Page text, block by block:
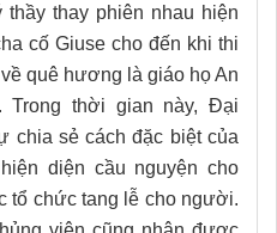
thay phiên nhau hiện
cố Giuse cho đến khi thi
quê hương là giáo họ An
Trong thời gian này, Đại
chia sẻ cách đặc biệt của
diện cầu nguyện cho
tổ chức tang lễ cho người.